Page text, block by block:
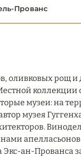
Прованс
оливковых рощ и
коллекции
музеи: на
музея
апелласьонов
Экс-ан-Прованса